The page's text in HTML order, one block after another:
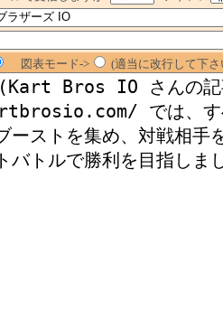
図表モード-> (適当に改行して下